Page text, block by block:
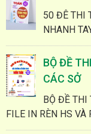
50 ĐÊ THI
NHANH
BỘ ĐỀ
CÁC SỞ
BỘ ĐỀ THI
FILE IN RÈN HS VÀ